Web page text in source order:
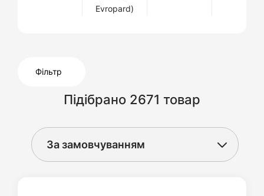
Evropard)
Фільтр
Підібрано 2671 товар